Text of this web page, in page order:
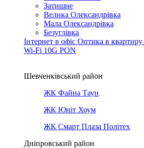
Затишне
Велика Олександрівка
Мала Олександрівка
Безуглівка
Інтернет в офіс Оптика в квартиру
Wi-Fi 10G PON
Шевченківський район
ЖК Файна Таун
ЖК Юніт Хоум
ЖК Смарт Плаза Політех
Дніпровський район